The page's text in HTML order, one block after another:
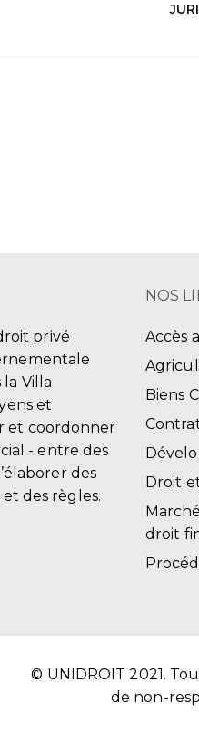
privé
Villa
et
et coordonner
- entre des
des
des règles.
NOS
Accès
Biens
Droit
droit
© UNIDROIT 2021.
de non-